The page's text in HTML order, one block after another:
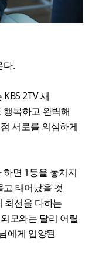
다.
2TV 새
행복하고 완벽해
서로를 의심하게
하면 1등을 놓치지
고 태어났을 것
최선을 다하는
모와는 달리 어릴
에게 입양된